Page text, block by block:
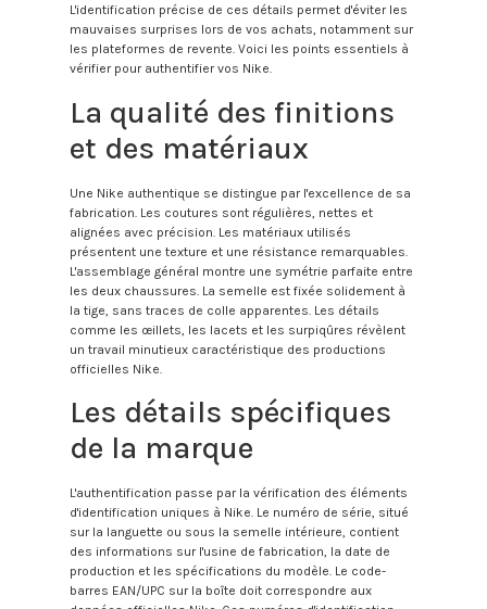
L'identification précise de ces détails permet d'éviter les
mauvaises surprises lors de vos achats, notamment sur
les plateformes de revente. Voici les points essentiels à
vérifier pour authentifier vos Nike.
La qualité des finitions
et des matériaux
Une Nike authentique se distingue par l'excellence de sa
fabrication. Les coutures sont régulières, nettes et
alignées avec précision. Les matériaux utilisés
présentent une texture et une résistance remarquables.
L'assemblage général montre une symétrie parfaite entre
les deux chaussures. La semelle est fixée solidement à
la tige, sans traces de colle apparentes. Les détails
comme les œillets, les lacets et les surpiqûres révèlent
un travail minutieux caractéristique des productions
officielles Nike.
Les détails spécifiques
de la marque
L'authentification passe par la vérification des éléments
d'identification uniques à Nike. Le numéro de série, situé
sur la languette ou sous la semelle intérieure, contient
des informations sur l'usine de fabrication, la date de
production et les spécifications du modèle. Le code-
barres EAN/UPC sur la boîte doit correspondre aux